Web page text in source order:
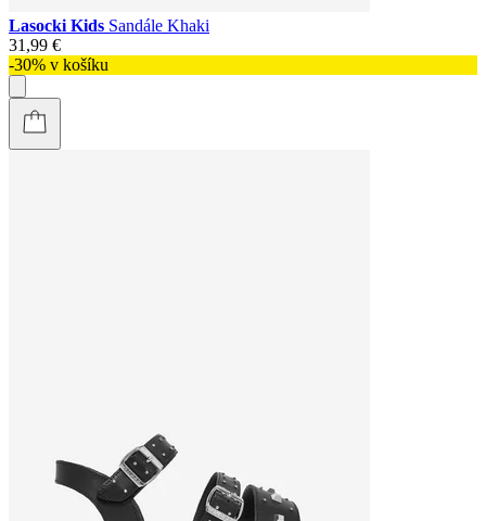
Lasocki Kids Sandále Khaki
31,99 €
-30% v košíku